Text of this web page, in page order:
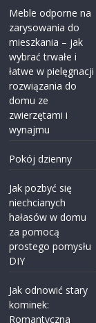
Meble odporne na
zarysowania do
mieszkania – jak
wybrać trwałe i
łatwe w pielęgnacji
rozwiązania do
domu ze
zwierzętami i
wynajmu
Pokój dzienny
Jak pozbyć się
niechcianych
hałasów w domu
za pomocą
prostego pomysłu
DIY
Jak odnowić stary
kominek:
Romantyczna